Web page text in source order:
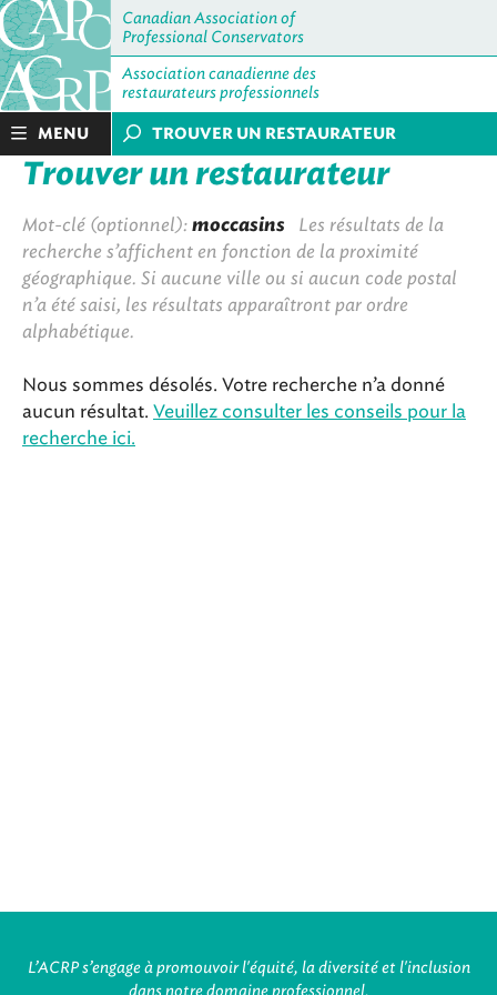
Canadian Association of
Professional Conservators
Association canadienne des
restaurateurs professionnels
MENU TROUVER UN RESTAURATEUR
Trouver un restaurateur
Mot-clé (optionnel): moccasins Les résultats de la
recherche s’affichent en fonction de la proximité
géographique. Si aucune ville ou si aucun code postal
n’a été saisi, les résultats apparaîtront par ordre
alphabétique.
Nous sommes désolés. Votre recherche n’a donné
aucun résultat. Veuillez consulter les conseils pour la
recherche ici.
L’ACRP s’engage à promouvoir l'équité, la diversité et l'inclusion
dans notre domaine professionnel.